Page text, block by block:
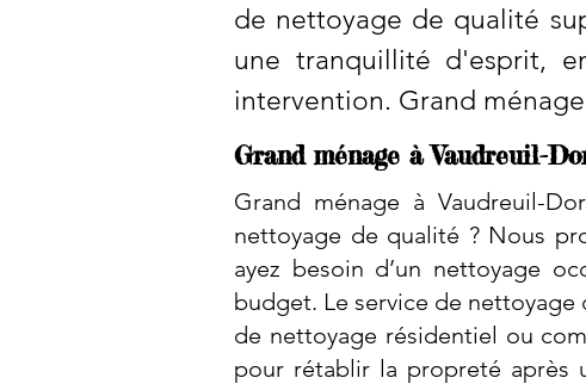
de nettoyage de qualité
une tranquillité d'esprit,
intervention. Grand
Grand ménage à Vaudreuil-
Grand ménage à Vaudreuil-
nettoyage de qualité ? Nous
ayez besoin d’un nettoyage
budget. Le service de
de nettoyage résidentiel ou
pour rétablir la propreté après